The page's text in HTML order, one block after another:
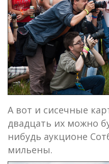
А вот и сисечные
двадцать их можно
нибудь аукционе
мильены.